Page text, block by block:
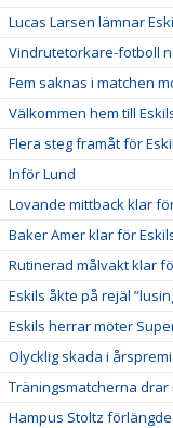
Lucas Larsen lämnar
Vindrutetorkare-fotboll
Fem saknas i matchen
Välkommen hem till
Flera steg framåt för
Inför Lund
Lovande mittback klar
Baker Amer klar för
Rutinerad målvakt klar
Eskils åkte på rejäl
Eskils herrar möter
Olycklig skada i
Träningsmatcherna drar
Hampus Stoltz